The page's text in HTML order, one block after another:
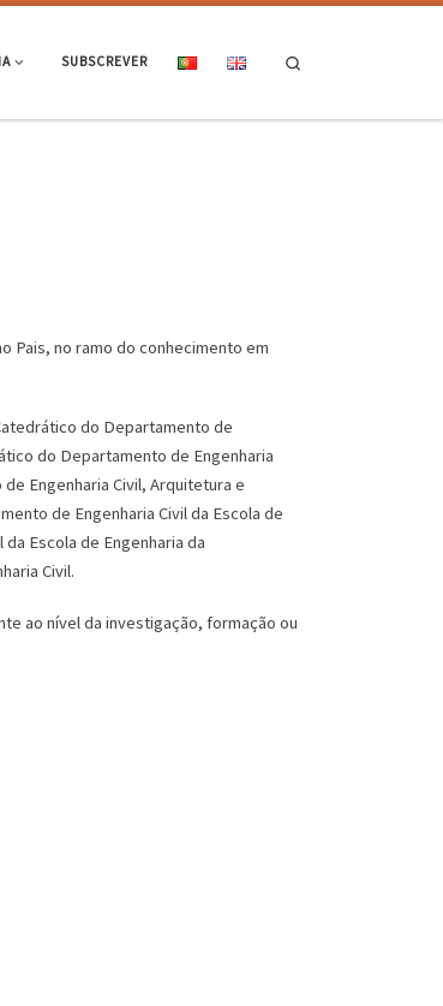
SUBSCREVER
Pais, no ramo do conhecimento em
do Departamento de
do Departamento de Engenharia
Engenharia Civil, Arquitetura e
de Engenharia Civil da Escola de
Escola de Engenharia da
Civil.
ao nível da investigação, formação ou